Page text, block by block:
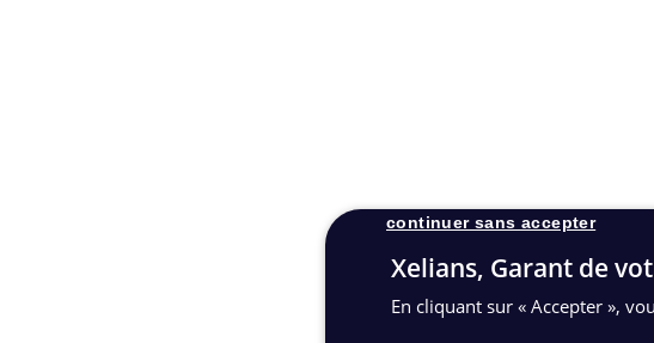
Xelians, Garant de
En cliquant sur « Accepter »,
continuer sans accepter